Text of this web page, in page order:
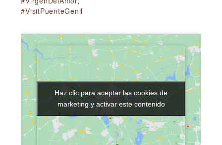
#VisitPuenteGenil
Haz clic para aceptar las cookies de
marketing y activar este contenido
Haz clic para aceptar las cookies de
marketing y activar este contenido